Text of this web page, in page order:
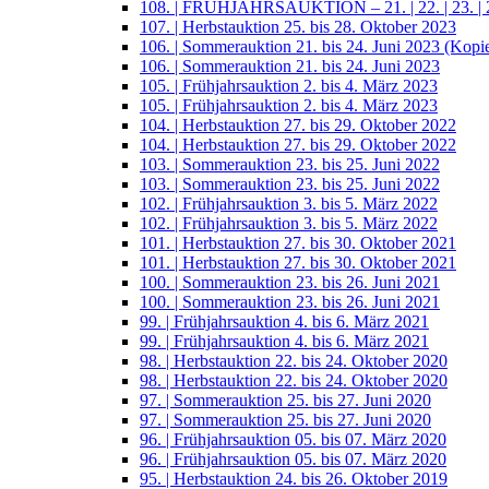
108. | FRÜHJAHRSAUKTION – 21. | 22. | 23. |
107. | Herbstauktion 25. bis 28. Oktober 2023
106. | Sommerauktion 21. bis 24. Juni 2023
106. | Sommerauktion 21. bis 24. Juni 2023
105. | Frühjahrsauktion 2. bis 4. März 2023
105. | Frühjahrsauktion 2. bis 4. März 2023
104. | Herbstauktion 27. bis 29. Oktober 2022
104. | Herbstauktion 27. bis 29. Oktober 2022
103. | Sommerauktion 23. bis 25. Juni 2022
103. | Sommerauktion 23. bis 25. Juni 2022
102. | Frühjahrsauktion 3. bis 5. März 2022
102. | Frühjahrsauktion 3. bis 5. März 2022
101. | Herbstauktion 27. bis 30. Oktober 2021
101. | Herbstauktion 27. bis 30. Oktober 2021
100. | Sommerauktion 23. bis 26. Juni 2021
100. | Sommerauktion 23. bis 26. Juni 2021
99. | Frühjahrsauktion 4. bis 6. März 2021
99. | Frühjahrsauktion 4. bis 6. März 2021
98. | Herbstauktion 22. bis 24. Oktober 2020
98. | Herbstauktion 22. bis 24. Oktober 2020
97. | Sommerauktion 25. bis 27. Juni 2020
97. | Sommerauktion 25. bis 27. Juni 2020
96. | Frühjahrsauktion 05. bis 07. März 2020
96. | Frühjahrsauktion 05. bis 07. März 2020
95. | Herbstauktion 24. bis 26. Oktober 2019